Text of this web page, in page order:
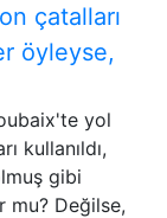
çatalları
öyleyse,
yol
kullanıldı,
gibi
mu? Değilse,